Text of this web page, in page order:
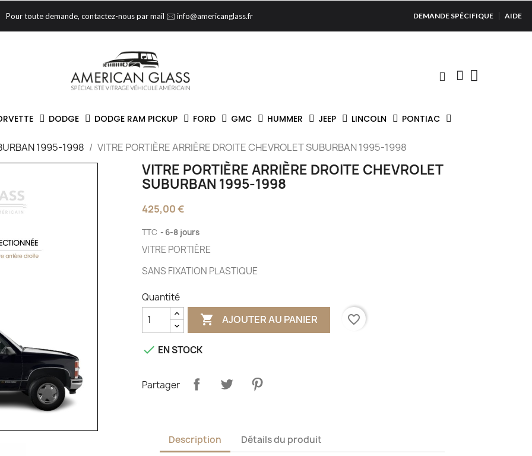
Pour toute demande, contactez-nous par mail 🖂 info@americanglass.fr DEMANDE SPÉCIFIQUE AIDE
DODGE DODGE RAM PICKUP FORD GMC HUMMER JEEP LINCOLN PONTIAC
1995-1998 VITRE PORTIÈRE ARRIÈRE DROITE CHEVROLET SUBURBAN 1995-1998
VITRE PORTIÈRE ARRIÈRE DROITE CHEVROLET
SUBURBAN 1995-1998
425,00 €
TTC 6-8 jours
VITRE PORTIÈRE
SANS FIXATION PLASTIQUE
Quantité
 AJOUTER AU PANIER favorite_border
 EN STOCK
Partager
Description Détails du produit